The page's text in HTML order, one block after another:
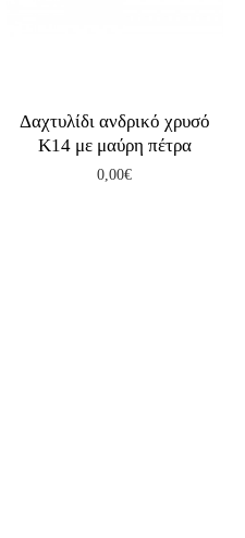
Δαχτυλίδι ανδρικό χρυσό
Κ14 με μαύρη πέτρα
0,00€